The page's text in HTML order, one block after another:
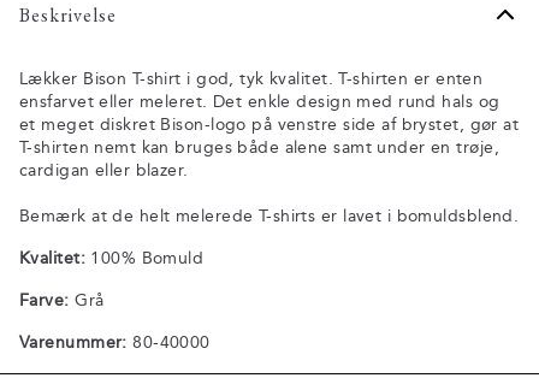
Beskrivelse
Lækker Bison T-shirt i god, tyk kvalitet. T-shirten er enten
ensfarvet eller meleret. Det enkle design med rund hals og
et meget diskret Bison-logo på venstre side af brystet, gør at
T-shirten nemt kan bruges både alene samt under en trøje,
cardigan eller blazer.
Bemærk at de helt melerede T-shirts er lavet i bomuldsblend.
Kvalitet:100% Bomuld
Farve: Grå
Varenummer: 80-40000